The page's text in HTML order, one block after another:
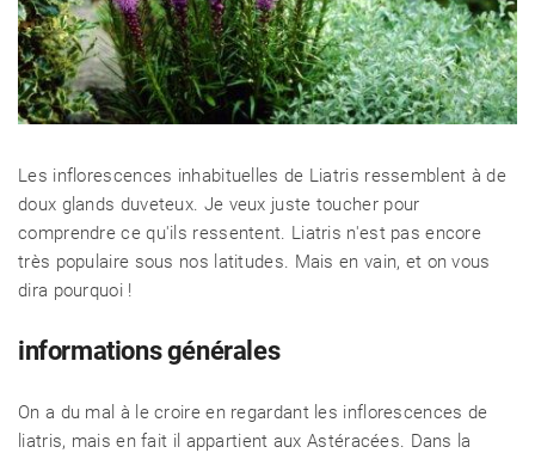
Les inflorescences inhabituelles de Liatris ressemblent à de
doux glands duveteux. Je veux juste toucher pour
comprendre ce qu'ils ressentent. Liatris n'est pas encore
très populaire sous nos latitudes. Mais en vain, et on vous
dira pourquoi !
informations générales
On a du mal à le croire en regardant les inflorescences de
liatris, mais en fait il appartient aux Astéracées. Dans la